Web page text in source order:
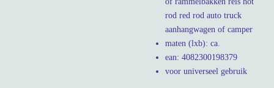
rod red rod auto truck
aanhangwagen of camper
maten (lxb): ca.
ean: 4082300198379
voor universeel gebruik